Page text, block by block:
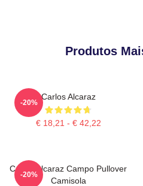
Produtos
Carlos Alcaraz
€ 18,21 - € 42,22
-20%
Carlos Alcaraz Campo Pullover
Camisola
-20%